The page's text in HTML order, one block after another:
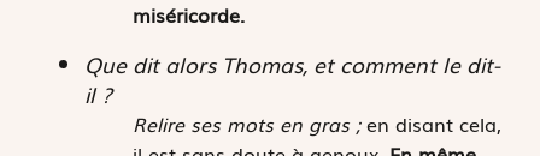
miséricorde.
Que dit alors Thomas, et comment le dit-
il ?
Relire ses mots en gras ;en disant cela,